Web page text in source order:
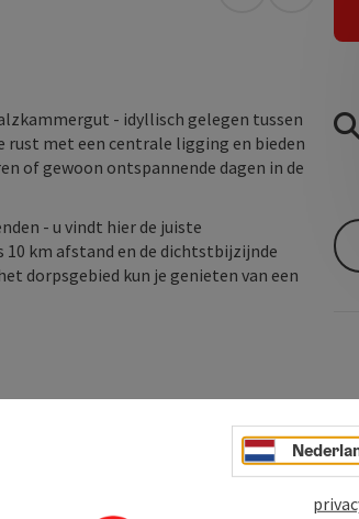
- idyllisch gelegen tussen
rust met een centrale ligging en bieden
of gewoon ontspannende dagen in de
- u vindt hier de juiste
km afstand en de dichtstbijzijnde
dorpsgebied kun je genieten van een